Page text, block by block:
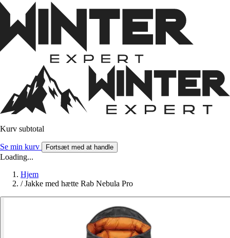
Kurv subtotal
Se min kurv Fortsæt med at handle
Loading...
Hjem
/ Jakke med hætte Rab Nebula Pro